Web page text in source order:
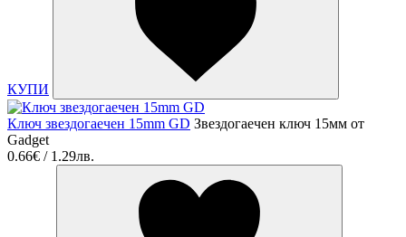
КУПИ
Ключ звездогаечен 15mm GD Звездогаечен ключ 15мм от
Gadget
0.66€ / 1.29лв.